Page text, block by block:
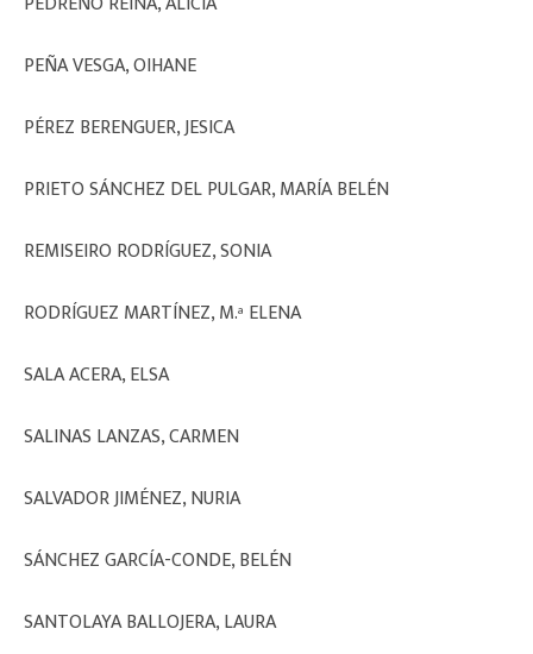
PEÑA VESGA, OIHANE
PÉREZ BERENGUER, JESICA
PRIETO SÁNCHEZ DEL PULGAR, MARÍA BELÉN
REMISEIRO RODRÍGUEZ, SONIA
RODRÍGUEZ MARTÍNEZ, M.ª ELENA
SALA ACERA, ELSA
SALINAS LANZAS, CARMEN
SALVADOR JIMÉNEZ, NURIA
SÁNCHEZ GARCÍA-CONDE, BELÉN
SANTOLAYA BALLOJERA, LAURA